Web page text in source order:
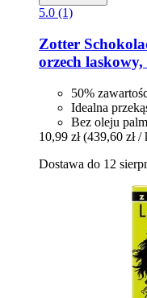
5.0 (1)
Zotter
orzech laskowy,
50%
Idealna
Bez oleju
10,99 zł (439,60 zł /
Dostawa do 12